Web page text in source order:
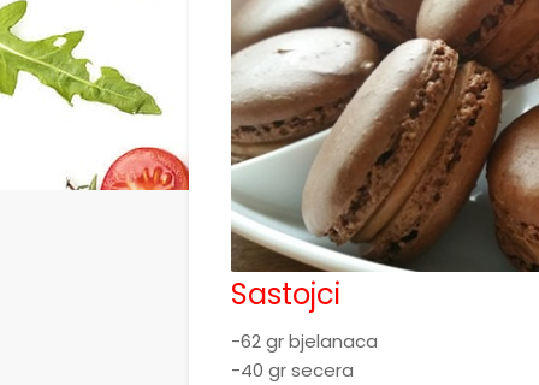
Sastojci
-62 gr bjelanaca
-40 gr secera